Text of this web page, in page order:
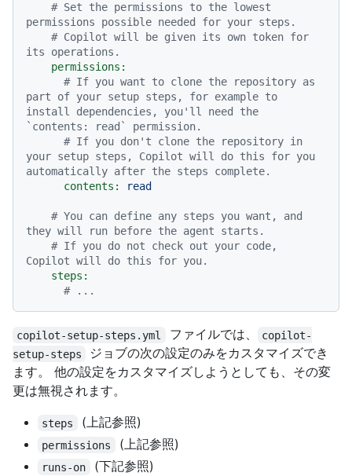
# Set the permissions to the lowest
permissions possible needed for your steps.
# Copilot will be given its own token for
its operations.
permissions:
# If you want to clone the repository as
part of your setup steps, for example to
install dependencies, you'll need the
`contents: read` permission.
# If you don't clone the repository in
your setup steps, Copilot will do this for you
automatically after the steps complete.
contents:
read
# You can define any steps you want, and
they will run before the agent starts.
# If you do not check out your code,
Copilot will do this for you.
steps:
# ...
copilot-setup-steps.yml ファイルでは、
copilot-
setup-steps
ジョブの次の設定のみをカスタマイズでき
ます。 他の設定をカスタマイズしようとしても、その変
更は無視されます。
steps (上記参照)
permissions (上記参照)
runs-on (下記参照)